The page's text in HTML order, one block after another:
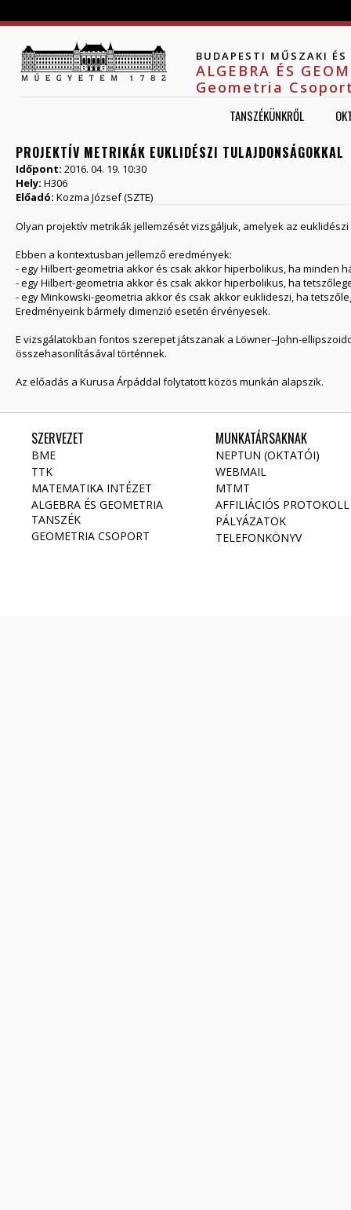
BUDAPESTI MŰSZAKI
ALGEBRA ÉS
Geometria
TANSZÉKÜNKRŐL
PROJEKTÍV METRIKÁK EUKLIDÉSZI TULAJDONSÁGOKKAL
Időpont: 2016. 04. 19. 10:30
Hely: H306
Előadó: Kozma József (SZTE)
Olyan projektív metrikák jellemzését vizsgáljuk, amelyek az
Ebben a kontextusban jellemző eredmények:
- egy Hilbert-geometria akkor és csak akkor hiperbolikus, ha minden
- egy Hilbert-geometria akkor és csak akkor hiperbolikus, ha
- egy Minkowski-geometria akkor és csak akkor euklideszi, ha
Eredményeink bármely dimenzió esetén érvényesek.
E vizsgálatokban fontos szerepet játszanak a Löwner--John-
összehasonlításával történnek.
Az előadás a Kurusa Árpáddal folytatott közös munkán alapszik.
SZERVEZET
BME
TTK
MATEMATIKA INTÉZET
ALGEBRA ÉS GEOMETRIA
TANSZÉK
GEOMETRIA CSOPORT
MUNKATÁRSAKNAK
NEPTUN (OKTATÓI)
WEBMAIL
MTMT
AFFILIÁCIÓS PROTOKOLL
PÁLYÁZATOK
TELEFONKÖNYV